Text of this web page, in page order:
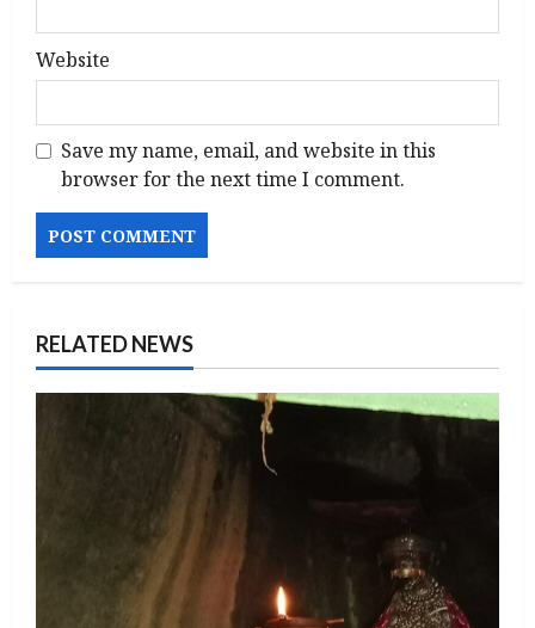
Website
Save my name, email, and website in this
browser for the next time I comment.
RELATED NEWS